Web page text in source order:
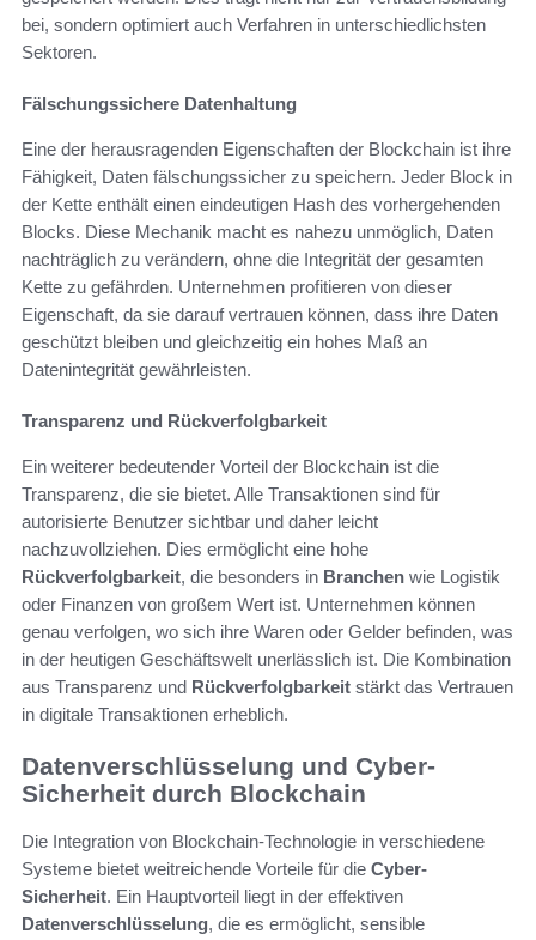
bei, sondern optimiert auch Verfahren in unterschiedlichsten
Sektoren.
Fälschungssichere Datenhaltung
Eine der herausragenden Eigenschaften der Blockchain ist ihre
Fähigkeit, Daten fälschungssicher zu speichern. Jeder Block in
der Kette enthält einen eindeutigen Hash des vorhergehenden
Blocks. Diese Mechanik macht es nahezu unmöglich, Daten
nachträglich zu verändern, ohne die Integrität der gesamten
Kette zu gefährden. Unternehmen profitieren von dieser
Eigenschaft, da sie darauf vertrauen können, dass ihre Daten
geschützt bleiben und gleichzeitig ein hohes Maß an
Datenintegrität gewährleisten.
Transparenz und Rückverfolgbarkeit
Ein weiterer bedeutender Vorteil der Blockchain ist die
Transparenz, die sie bietet. Alle Transaktionen sind für
autorisierte Benutzer sichtbar und daher leicht
nachzuvollziehen. Dies ermöglicht eine hohe
Rückverfolgbarkeit, die besonders in Branchen wie Logistik
oder Finanzen von großem Wert ist. Unternehmen können
genau verfolgen, wo sich ihre Waren oder Gelder befinden, was
in der heutigen Geschäftswelt unerlässlich ist. Die Kombination
aus Transparenz und Rückverfolgbarkeit stärkt das Vertrauen
in digitale Transaktionen erheblich.
Datenverschlüsselung und Cyber-
Sicherheit durch Blockchain
Die Integration von Blockchain-Technologie in verschiedene
Systeme bietet weitreichende Vorteile für die Cyber-
Sicherheit. Ein Hauptvorteil liegt in der effektiven
Datenverschlüsselung, die es ermöglicht, sensible